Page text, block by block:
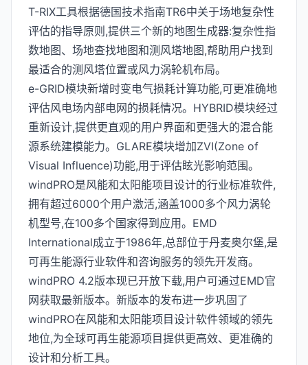
T-RIX工具根据德国技术指南TR6中关于场地复杂性
评估的指导原则,提供三个新的地图生成器:复杂性指
数地图、场地查找地图和测风塔地图,帮助用户找到
最适合的测风塔位置或风力涡轮机布局。
e-GRID模块新增时变电气损耗计算功能,可更准确地
评估风电场内部电网的损耗情况。HYBRID模块经过
重新设计,提供更直观的用户界面和更强大的混合能
源系统建模能力。GLARE模块增加ZVI(Zone of
Visual Influence)功能,用于评估眩光影响范围。
windPRO是风能和太阳能项目设计的行业标准软件,
拥有超过6000个用户激活,涵盖1000多个风力涡轮
机型号,在100多个国家得到应用。EMD
International成立于1986年,总部位于丹麦奥尔堡,是
可再生能源行业软件和咨询服务的领先开发商。
windPRO 4.2版本现已开放下载,用户可通过EMD官
网获取最新版本。新版本的发布进一步巩固了
windPRO在风能和太阳能项目设计软件领域的领先
地位,为全球可再生能源项目提供更高效、更准确的
设计和分析工具。